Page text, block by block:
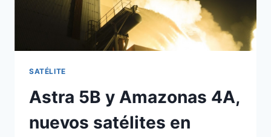
SATÉLITE
Astra 5B y Amazonas 4A,
nuevos satélites en